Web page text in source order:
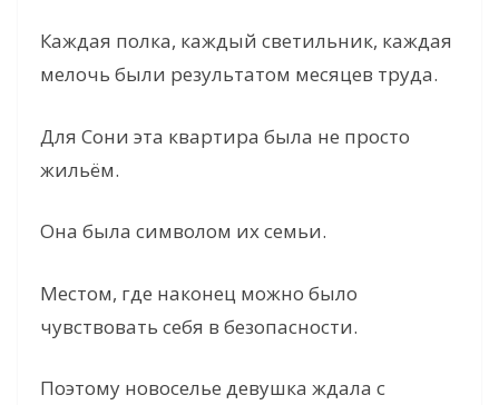
Каждая полка, каждый светильник, каждая
мелочь были результатом месяцев труда.
Для Сони эта квартира была не просто
жильём.
Она была символом их семьи.
Местом, где наконец можно было
чувствовать себя в безопасности.
Поэтому новоселье девушка ждала с